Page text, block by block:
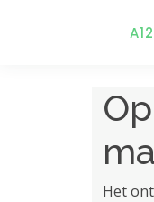
Het